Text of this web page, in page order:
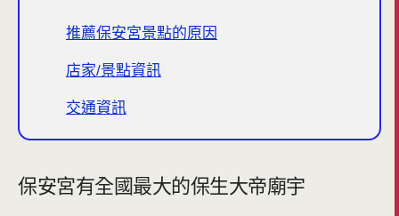
推薦保安宮景點的原因
店家/景點資訊
交通資訊
保安宮有全國最大的保生大帝廟宇